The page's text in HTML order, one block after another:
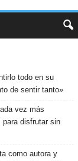
todo en su
de sentir tanto»
vez más
para disfrutar sin
como autora y